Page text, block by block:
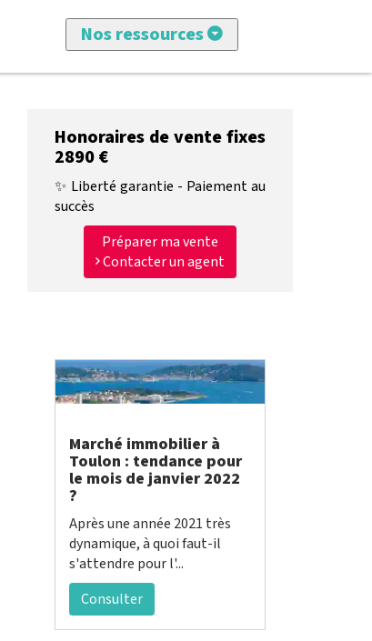
Nos ressources
Vendre avec imkiz
Nos annonces
Conseils achat et vente
Honoraires de vente fixes
2890 €
✨ Liberté garantie - Paiement au
succès
Préparer ma vente
Contacter un agent
Marché immobilier à
Toulon : tendance pour
le mois de janvier 2022
?
Après une année 2021 très
dynamique, à quoi faut-il
s'attendre pour l'...
Consulter